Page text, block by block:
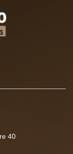
40